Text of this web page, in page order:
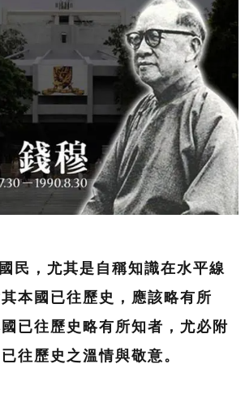
民，尤其是自稱知識在水平線
本國已往歷史，應該略有所
已往歷史略有所知者，尤必附
往歷史之溫情與敬意。